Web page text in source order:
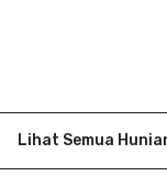
Lihat Semua